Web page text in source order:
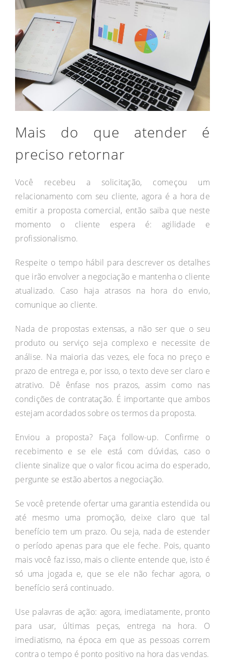
Mais do que atender é
preciso retornar
Você recebeu a solicitação, começou um
relacionamento com seu cliente, agora é a hora de
emitir a proposta comercial, então saiba que neste
momento o cliente espera é: agilidade e
profissionalismo.
Respeite o tempo hábil para descrever os detalhes
que irão envolver a negociação e mantenha o cliente
atualizado. Caso haja atrasos na hora do envio,
comunique ao cliente.
Nada de propostas extensas, a não ser que o seu
produto ou serviço seja complexo e necessite de
análise. Na maioria das vezes, ele foca no preço e
prazo de entrega e, por isso, o texto deve ser claro e
atrativo. Dê ênfase nos prazos, assim como nas
condições de contratação. É importante que ambos
estejam acordados sobre os termos da proposta.
Enviou a proposta? Faça follow-up. Confirme o
recebimento e se ele está com dúvidas, caso o
cliente sinalize que o valor ficou acima do esperado,
pergunte se estão abertos a negociação.
Se você pretende ofertar uma garantia estendida ou
até mesmo uma promoção, deixe claro que tal
benefício tem um prazo. Ou seja, nada de estender
o período apenas para que ele feche. Pois, quanto
mais você faz isso, mais o cliente entende que, isto é
só uma jogada e, que se ele não fechar agora, o
benefício será continuado.
Use palavras de ação: agora, imediatamente, pronto
para usar, últimas peças, entrega na hora. O
imediatismo, na época em que as pessoas correm
contra o tempo é ponto positivo na hora das vendas.